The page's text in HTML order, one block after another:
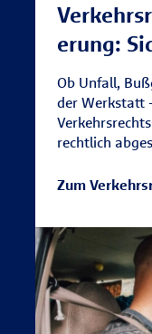
erung:
Ob Unfall,
der Werkstatt
rechtlich
Zum